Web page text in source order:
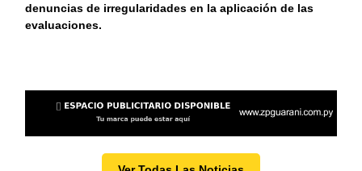
denuncias de irregularidades en la aplicación de las
evaluaciones.